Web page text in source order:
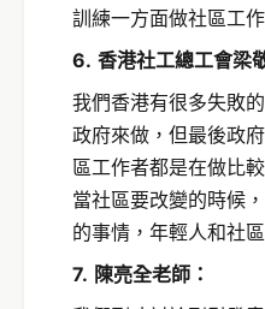
訓練一方面做社區工作
6. 香港社工總工會梁
我們香港有很多失敗
政府來做，但最後政
區工作者都是在做比
當社區要改變的時候
的事情，年輕人和社
7. 陳亮全老師：